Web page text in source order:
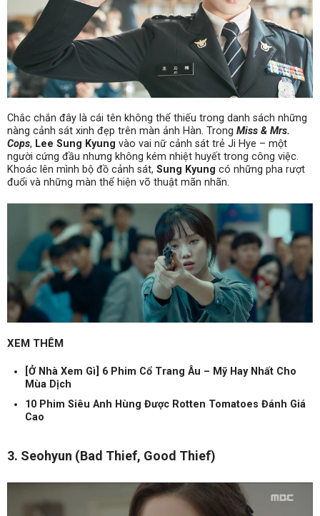
Chắc chắn đây là cái tên không thể thiếu trong danh sách những
nàng cảnh sát xinh đẹp trên màn ảnh Hàn. Trong Miss & Mrs.
Cops, Lee Sung Kyung vào vai nữ cảnh sát trẻ Ji Hye – một
người cứng đầu nhưng không kém nhiệt huyết trong công việc.
Khoác lên mình bộ đồ cảnh sát, Sung Kyung có những pha rượt
đuổi và những màn thể hiện võ thuật mãn nhãn.
XEM THÊM
[Ở Nhà Xem Gì] 6 Phim Cổ Trang Âu – Mỹ Hay Nhất Cho
Mùa Dịch
10 Phim Siêu Anh Hùng Được Rotten Tomatoes Đánh Giá
Cao
3. Seohyun (Bad Thief, Good Thief)